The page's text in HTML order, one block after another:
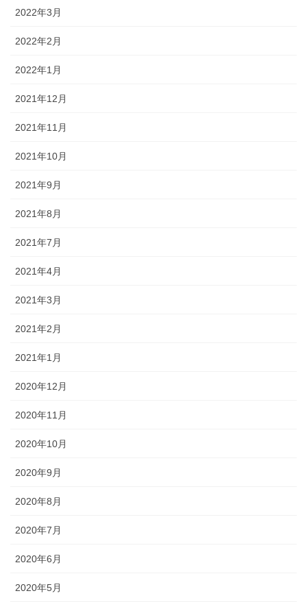
2022年3月
2022年2月
2022年1月
2021年12月
2021年11月
2021年10月
2021年9月
2021年8月
2021年7月
2021年4月
2021年3月
2021年2月
2021年1月
2020年12月
2020年11月
2020年10月
2020年9月
2020年8月
2020年7月
2020年6月
2020年5月